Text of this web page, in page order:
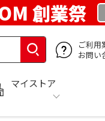
創業祭
ご利用
お問い
マイストア